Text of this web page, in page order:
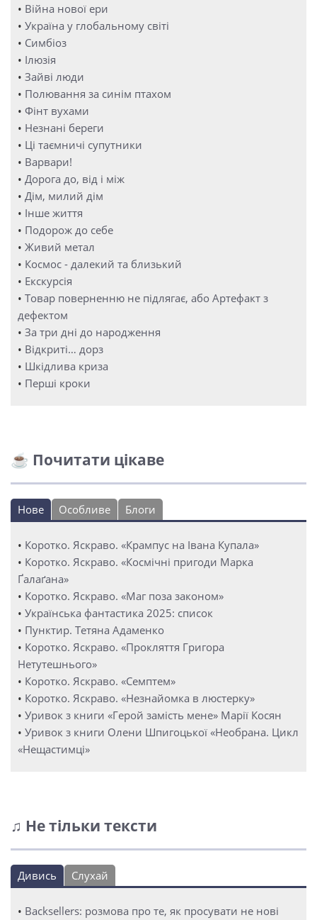
• Війна нової ери
• Україна у глобальному світі
• Симбіоз
• Ілюзія
• Зайві люди
• Полювання за синім птахом
• Фінт вухами
• Незнані береги
• Ці таємничі супутники
• Варвари!
• Дорога до, від і між
• Дім, милий дім
• Інше життя
• Подорож до себе
• Живий метал
• Космос - далекий та близький
• Екскурсія
• Товар поверненню не підлягає, або Артефакт з
дефектом
• За три дні до народження
• Відкриті… дорз
• Шкідлива криза
• Перші кроки
☕ Почитати цікаве
Нове Особливе Блоги
• Коротко. Яскраво. «Крампус на Івана Купала»
• Коротко. Яскраво. «Космічні пригоди Марка
Ґалаґана»
• Коротко. Яскраво. «Маг поза законом»
• Українська фантастика 2025: список
• Пунктир. Тетяна Адаменко
• Коротко. Яскраво. «Прокляття Григора
Нетутешнього»
• Коротко. Яскраво. «Семптем»
• Коротко. Яскраво. «Незнайомка в люстерку»
• Уривок з книги «Герой замість мене» Марії Косян
• Уривок з книги Олени Шпигоцької «Необрана. Цикл
«Нещастимці»
♫ Не тільки тексти
Дивись Слухай
• Backsellers: розмова про те, як просувати не нові